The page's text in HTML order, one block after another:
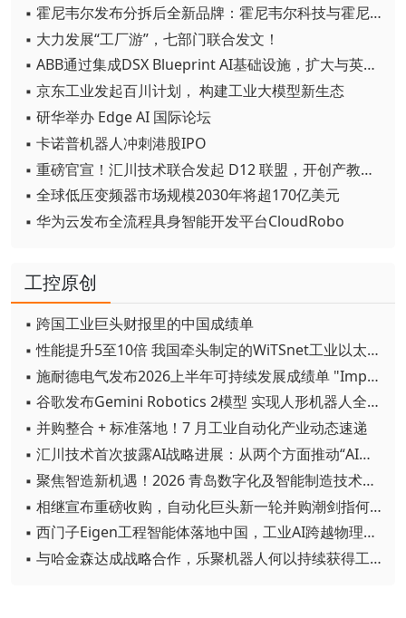
▪ 霍尼韦尔发布分拆后全新品牌：霍尼韦尔科技与霍尼韦尔航空航天
▪ 大力发展“工厂游”，七部门联合发文！
▪ ABB通过集成DSX Blueprint AI基础设施，扩大与英伟达的合作
▪ 京东工业发起百川计划， 构建工业大模型新生态
▪ 研华举办 Edge AI 国际论坛
▪ 卡诺普机器人冲刺港股IPO
▪ 重磅官宣！汇川技术联合发起 D12 联盟，开创产教融合新范式
▪ 全球低压变频器市场规模2030年将超170亿美元
▪ 华为云发布全流程具身智能开发平台CloudRobo
工控原创
▪ 跨国工业巨头财报里的中国成绩单
▪ 性能提升5至10倍 我国牵头制定的WiTSnet工业以太网国际标准正式发布
▪ 施耐德电气发布2026上半年可持续发展成绩单 "Impact 2030"路线图开局稳健
▪ 谷歌发布Gemini Robotics 2模型 实现人形机器人全身智能控制突破
▪ 并购整合 + 标准落地！7 月工业自动化产业动态速递
▪ 汇川技术首次披露AI战略进展：从两个方面推动“AI业务化”落地
▪ 聚焦智造新机遇！2026 青岛数字化及智能制造技术论坛圆满落幕
▪ 相继宣布重磅收购，自动化巨头新一轮并购潮剑指何方？
▪ 西门子Eigen工程智能体落地中国，工业AI跨越物理世界“确定性”拐点
▪ 与哈金森达成战略合作，乐聚机器人何以持续获得工业巨头青睐？